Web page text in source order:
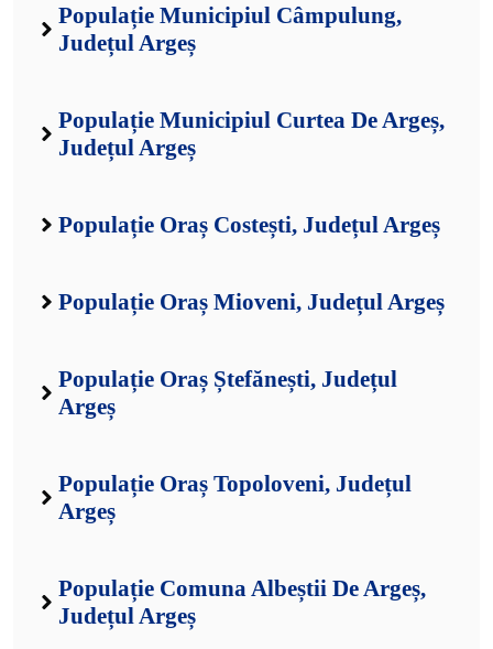
Populație Municipiul Câmpulung,
Județul Argeș
Populație Municipiul Curtea De Argeș,
Județul Argeș
Populație Oraș Costești, Județul Argeș
Populație Oraș Mioveni, Județul Argeș
Populație Oraș Ștefănești, Județul
Argeș
Populație Oraș Topoloveni, Județul
Argeș
Populație Comuna Albeștii De Argeș,
Județul Argeș